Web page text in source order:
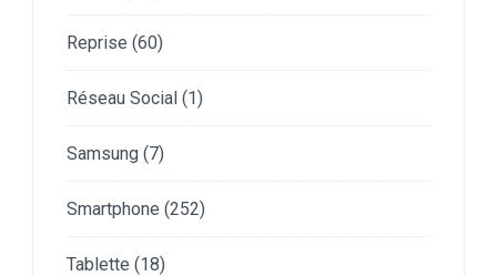
Reprise (60)
Réseau Social (1)
Samsung (7)
Smartphone (252)
Tablette (18)